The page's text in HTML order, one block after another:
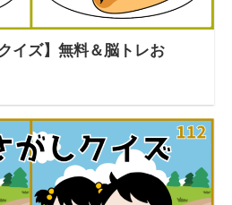
イズ】無料＆脳トレお